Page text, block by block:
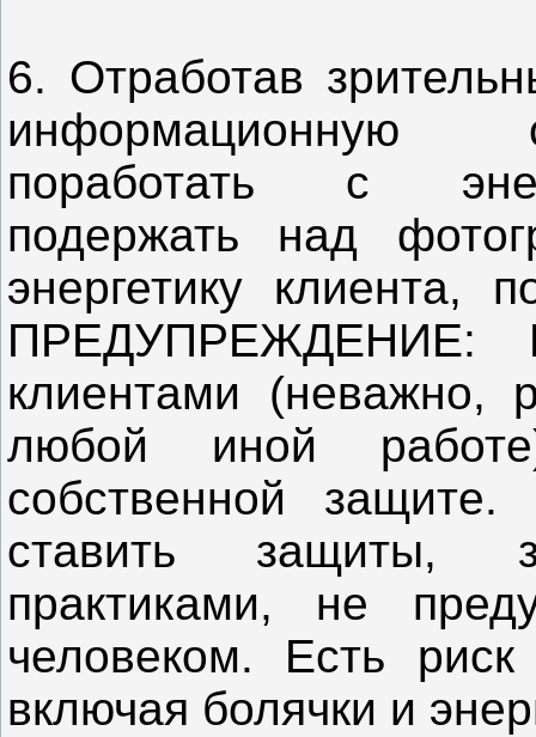
6. Отработав
информационную
поработать с
подержать над
энергетику клиента,
ПРЕДУПРЕЖДЕНИЕ:
клиентами (неважно,
любой иной
собственной
ставить защиты,
практиками, не
человеком. Есть
включая болячки и